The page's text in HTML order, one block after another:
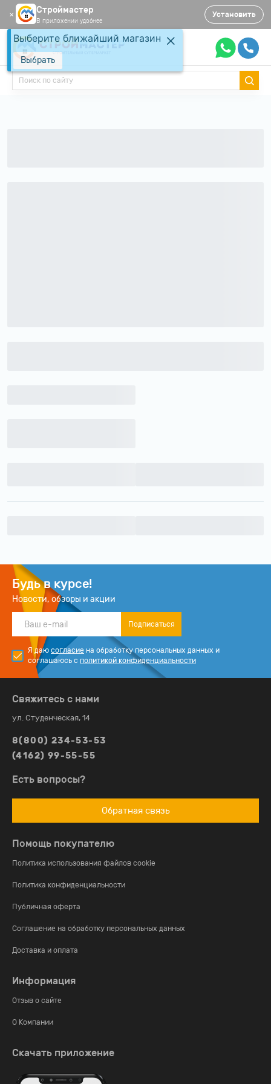
✕ Строймастер
В приложении удобнее
Установить
Будь в курсе!
Новости, обзоры и акции
Подписаться
Я даю согласие на обработку персональных данных и
соглашаюсь с политикой конфиденциальности
Помощь покупателю
Политика использования файлов cookie
Политика конфиденциальности
Публичная оферта
Соглашение на обработку персональных данных
Доставка и оплата
Информация
Отзыв о сайте
О Компании
Свяжитесь с нами
ул. Студенческая, 14
8(800) 234-53-53
(4162) 99-55-55
Есть вопросы?
Обратная связь
Скачать приложение
Выберите ближайший магазин
Выбрать